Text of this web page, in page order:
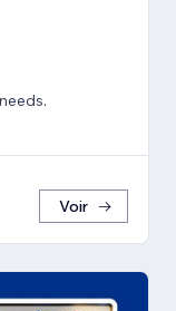
needs.
Voir